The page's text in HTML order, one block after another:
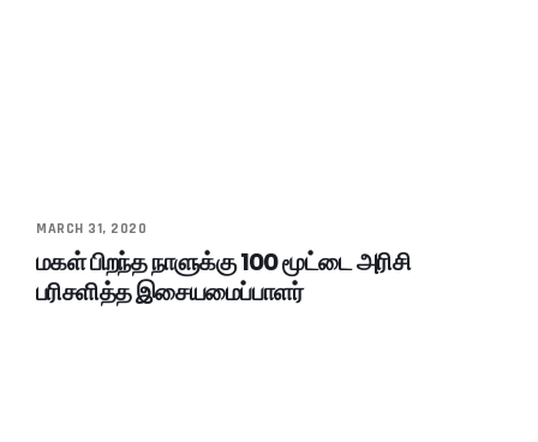
MARCH 31, 2020
மகள் பிறந்த நாளுக்கு 100 மூட்டை அரிசி
பரிசளித்த இசையமைப்பாளர்